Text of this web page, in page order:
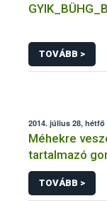
TOVÁBB >
2014. július 28, hétfő
Méhekre
tartalmazó
forgalomból a
TOVÁBB >